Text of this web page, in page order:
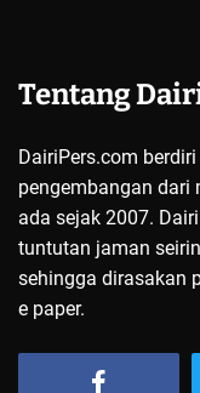
Tentang
DairiPers.com
pengembangan dari
ada sejak 2007.
tuntutan jaman
sehingga dirasakan
e paper.